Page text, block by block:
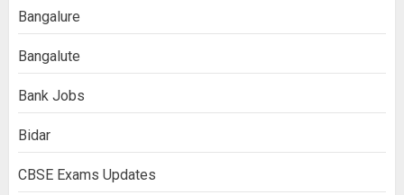
Bangalure
Bangalute
Bank Jobs
Bidar
CBSE Exams Updates